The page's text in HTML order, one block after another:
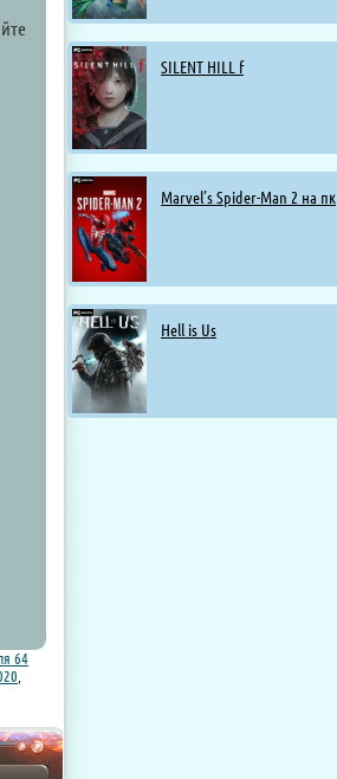
SILENT HILL f
Marvel’s Spider-Man 2 на пк
Hell is Us
64